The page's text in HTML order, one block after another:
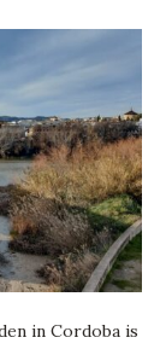
in Cordoba is